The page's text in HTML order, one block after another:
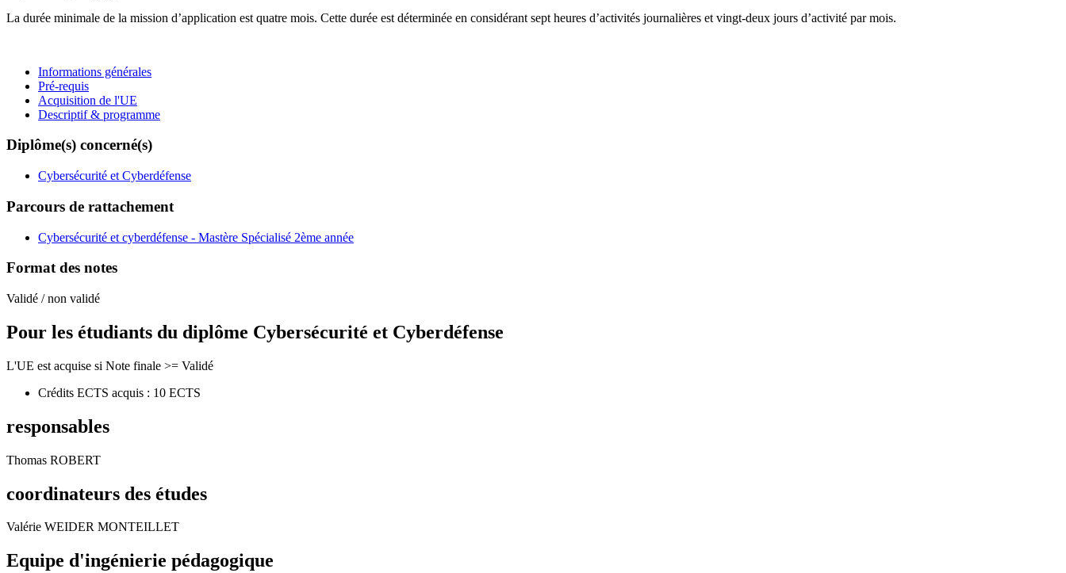
La durée minimale de la mission d’application est quatre mois. Cette durée est déterminée en considérant sept heures d’activités journalières et vingt-deux jours d’activité par mois.
Informations générales
Pré-requis
Acquisition de l'UE
Descriptif & programme
Diplôme(s) concerné(s)
Cybersécurité et Cyberdéfense
Parcours de rattachement
Cybersécurité et cyberdéfense - Mastère Spécialisé 2ème année
Format des notes
Validé / non validé
Pour les étudiants du diplôme Cybersécurité et Cyberdéfense
L'UE est acquise si Note finale >= Validé
Crédits ECTS acquis : 10 ECTS
responsables
Thomas ROBERT
coordinateurs des études
Valérie WEIDER MONTEILLET
Equipe d'ingénierie pédagogique